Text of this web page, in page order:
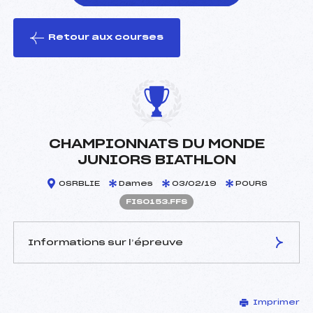
le ski
Retour aux courses
CHAMPIONNATS DU MONDE
JUNIORS BIATHLON
OSRBLIE Dames 03/02/19 POURS
FIS0153.FFS
Informations sur l’épreuve
–
Imprimer